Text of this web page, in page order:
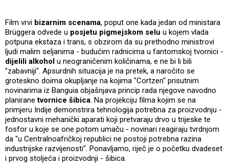
Film vrvi bizarnim scenama, poput one kada jedan od ministara
Brüggera odvede u posjetu pigmejskom selu u kojem vlada
potpuna ekstaza i trans, s obzirom da su prethodno ministrovi
ljudi malim seljanima - budućim radnicima u fantomskoj tvornici -
dijelili alkohol u neograničenim količinama, e ne bi li bili
"zabavniji". Apsurdnih situacija je na pretek, a naročito se
groteskno doima okupljanje na kojima "Cortzen" prisutnim
novinarima iz Banguia objašnjava princip rada njegove navodno
planiranetvornice šibica. Na projekciju filma kojim se na
primjeru Indije demonstrira tehnologija potrebna za proizvodnju -
jednostavni mehanički aparati koji pretvaraju drvo u trijeske te
fosfor u koje se one potom umaču - novinari reagiraju tvrdnjom
da "u Centralnoafričkoj republici ne postoji potrebna razina
industrijske razvijenosti". Ponavljamo, riječ je o početku dvadeset
i prvog stoljeća i proizvodnji - šibica.